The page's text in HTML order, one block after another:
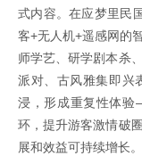
式内容。在应梦里民
客+无人机+遥感网的
师学艺、研学剧本杀
派对、古风雅集即兴
浸，形成重复性体
环，提升游客激情破
展和效益可持续增长。